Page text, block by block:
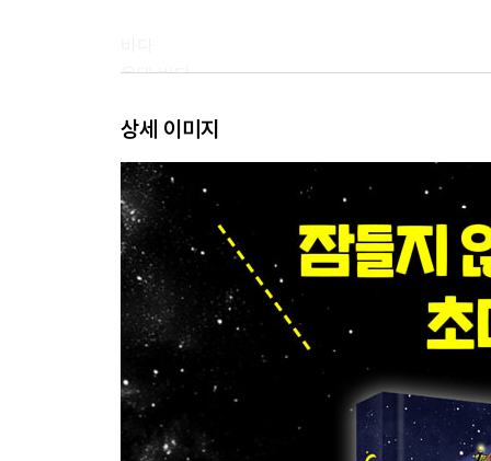
온대 바다
장수거북
바다 생물도 잠을 잘까요?
바다의 미생물
그레이트배리어리프
숲
아마존 열대 우림
보르네오수염돼지
유럽의 숲
동물들은 밤에 어떻게 볼까요?
평원과 사막
상세 이미지